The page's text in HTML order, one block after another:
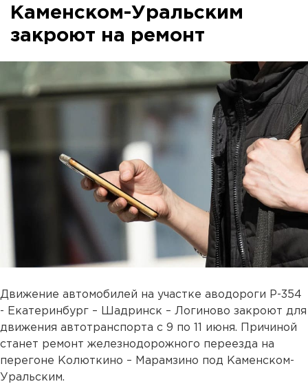
Каменском-Уральским
закроют на ремонт
Движение автомобилей на участке аводороги Р-354
- Екатеринбург – Шадринск – Логиново закроют для
движения автотранспорта с 9 по 11 июня. Причиной
станет ремонт железнодорожного переезда на
перегоне Колюткино – Марамзино под Каменском-
Уральским.